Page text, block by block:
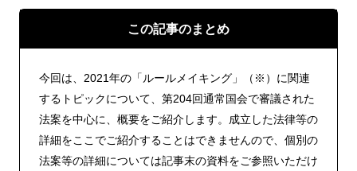
この記事のまとめ
今回は、2021年の「ルールメイキング」（※）に関連
するトピックについて、第204回通常国会で審議された
法案を中心に、概要をご紹介します。成立した法律等の
詳細をここでご紹介することはできませんので、個別の
法案等の詳細については記事末の資料をご参照いただけ